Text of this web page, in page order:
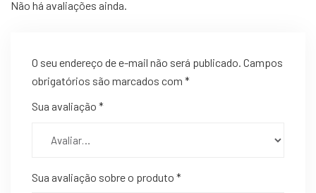
Não há avaliações ainda.
O seu endereço de e-mail não será publicado. Campos
obrigatórios são marcados com *
Sua avaliação *
Sua avaliação sobre o produto *